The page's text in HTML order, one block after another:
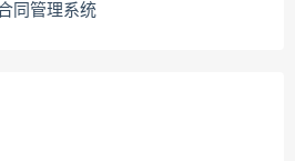
同管理系统